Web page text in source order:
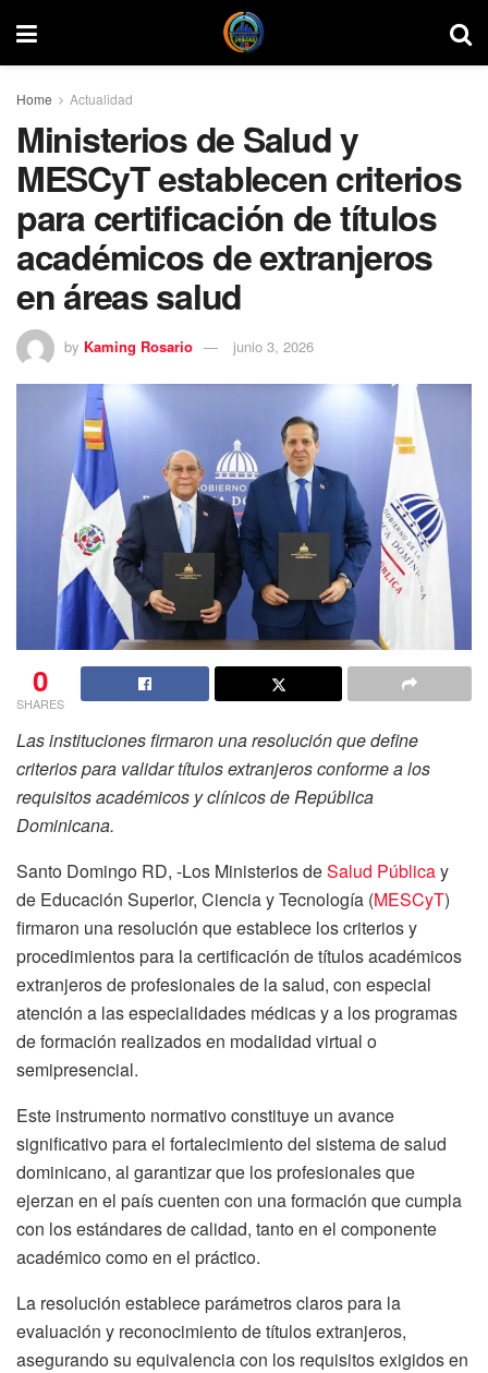
Home Actualidad
Ministerios de Salud y
MESCyT establecen criterios
para certificación de títulos
académicos de extranjeros
en áreas salud
by Kaming Rosario junio 3, 2026
0
SHARES
Las instituciones firmaron una resolución que define
criterios para validar títulos extranjeros conforme a los
requisitos académicos y clínicos de República
Dominicana.
Santo Domingo RD, -Los Ministerios deSalud Públicay
de Educación Superior, Ciencia y Tecnología (MESCyT)
firmaron una resolución que establece los criterios y
procedimientos para la certificación de títulos académicos
extranjeros de profesionales de la salud, con especial
atención a las especialidades médicas y a los programas
de formación realizados en modalidad virtual o
semipresencial.
Este instrumento normativo constituye un avance
significativo para el fortalecimiento del sistema de salud
dominicano, al garantizar que los profesionales que
ejerzan en el país cuenten con una formación que cumpla
con los estándares de calidad, tanto en el componente
académico como en el práctico.
La resolución establece parámetros claros para la
evaluación y reconocimiento de títulos extranjeros,
asegurando su equivalencia con los requisitos exigidos en